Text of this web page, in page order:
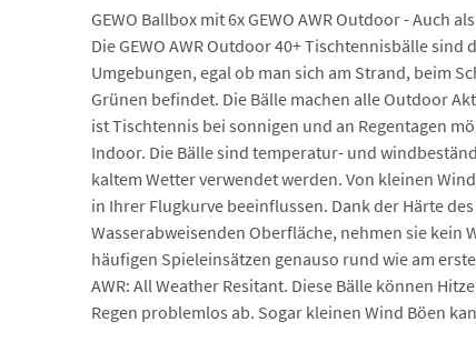
GEWO Ballbox mit 6x GEWO AWR Outdoor - Auch
Die GEWO AWR Outdoor 40+ Tischtennisbälle
Umgebungen, egal ob man sich am Strand, beim
Grünen befindet. Die Bälle machen alle Outdoor
ist Tischtennis bei sonnigen und an Regentagen
Indoor. Die Bälle sind temperatur- und
kaltem Wetter verwendet werden. Von kleinen
in Ihrer Flugkurve beeinflussen. Dank der Härte
Wasserabweisenden Oberfläche, nehmen sie kein
häufigen Spieleinsätzen genauso rund wie am
AWR: All Weather Resitant. Diese Bälle können
Regen problemlos ab. Sogar kleinen Wind Böen